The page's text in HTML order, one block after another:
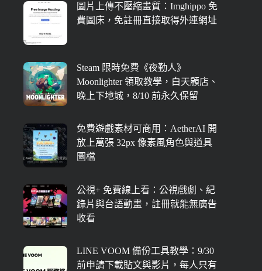
圖片上傳不壓縮畫質：Imghippo 免
費圖床，免註冊直接取得外連網址
Steam 限時免費《夜勤人》
Moonlighter 領取教學，白天顧店、
晚上下地城，8/10 前永久保留
免費遊戲素材可商用：AetherAI 開
放上萬張 32px 像素風角色與道具
圖檔
公視+ 免費線上看：公視戲劇、紀
錄片與台語動畫，註冊就能無廣告
收看
LINE VOOM 備份工具教學：9/30
前申請下載貼文與影片，每人只有